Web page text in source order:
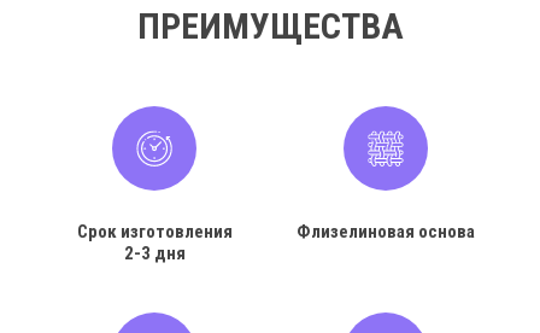
ПРЕИМУЩЕСТВА
Срок изготовления
2-3 дня
Флизелиновая основа